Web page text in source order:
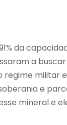
da
a
regime militar
e
mineral e